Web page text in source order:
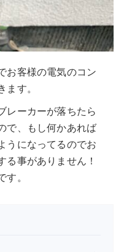
お客様の電気のコン
ます。
レーカーが落ちたら
で、もし何かあれば
うになってるのでお
る事がありません！
す。